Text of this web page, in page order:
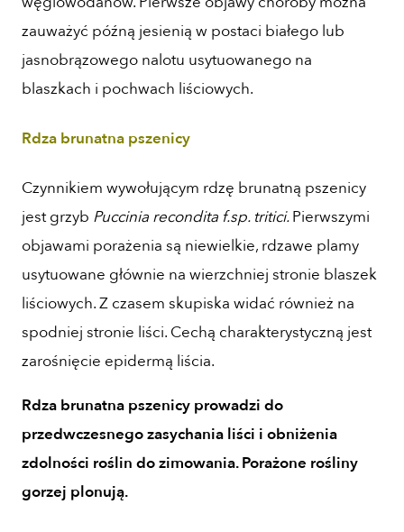
zauważyć późną jesienią w postaci białego lub
jasnobrązowego nalotu usytuowanego na
blaszkach i pochwach liściowych.
Rdza brunatna pszenicy
Czynnikiem wywołującym rdzę brunatną pszenicy
jest grzyb Puccinia recondita f.sp. tritici.Pierwszymi
objawami porażenia są niewielkie, rdzawe plamy
usytuowane głównie na wierzchniej stronie blaszek
liściowych. Z czasem skupiska widać również na
spodniej stronie liści. Cechą charakterystyczną jest
zarośnięcie epidermą liścia.
Rdza brunatna pszenicy prowadzi do
przedwczesnego zasychania liści i obniżenia
zdolności roślin do zimowania. Porażone rośliny
gorzej plonują.